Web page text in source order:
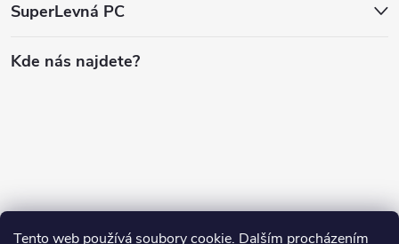
Tento web používá soubory cookie. Dalším procházením
SuperLevná PC
Kde nás najdete?